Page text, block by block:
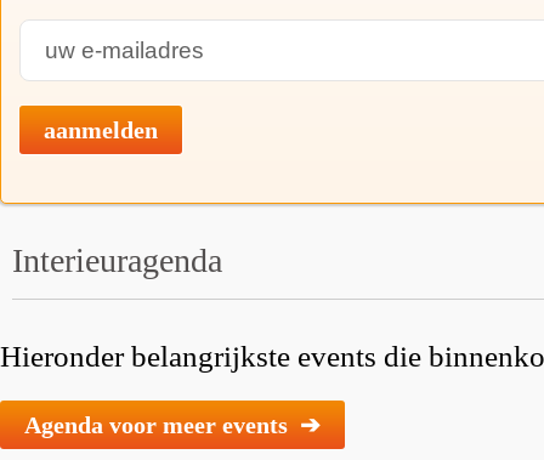
aanmelden
Interieuragenda
Hieronder belangrijkste events die
Agenda voor meer events ➔